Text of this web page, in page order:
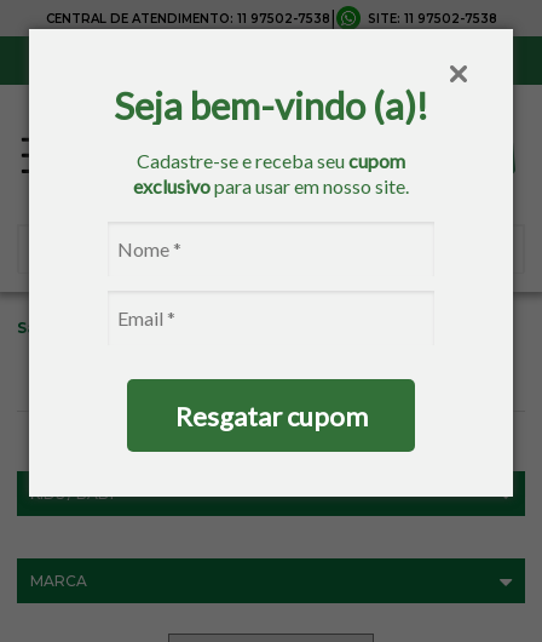
Seja bem-vindo (a)!
Cadastre-se e receba seucupom
exclusivopara usar em nosso site.
Resgatar cupom
CENTRAL DE ATENDIMENTO: 11 97502-7538 SITE: 11 97502-7538
Sacaria Kids / Baby
FILTROS
MARCA
KIDS / BABY